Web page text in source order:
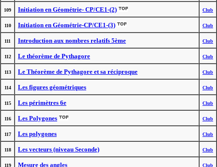
109 Initiation en Géométrie- CP/CE1-(2) Club
110 Initiation en Géométrie-CP/CE1-(3) Club
111 Introduction aux nombres relatifs 5ème Club
112 Le théorème de Pythagore Club
113 Le Théorème de Pythagore et sa réciproque Club
114 Les figures géométriques Club
115 Les périmètres 6e Club
116 Les Polygones Club
117 Les polygones Club
118 Les vecteurs (niveau Seconde) Club
119 Mesure des angles Club